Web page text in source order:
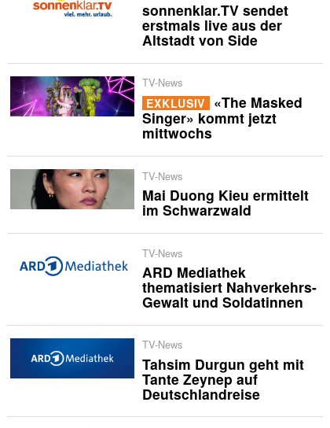
sonnenklar.TV sendet
erstmals live aus der
Altstadt von Side
TV-News
EXKLUSIV «The Masked
Singer» kommt jetzt
mittwochs
TV-News
Mai Duong Kieu ermittelt
im Schwarzwald
TV-News
ARD Mediathek
thematisiert Nahverkehrs-
Gewalt und Soldatinnen
TV-News
Tahsim Durgun geht mit
Tante Zeynep auf
Deutschlandreise